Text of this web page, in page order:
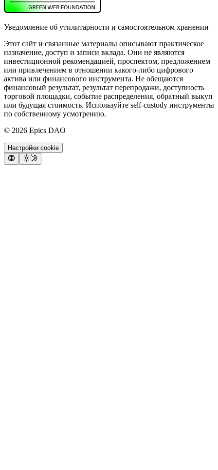
Уведомление об утилитарности и самостоятельном хранении
Этот сайт и связанные материалы описывают практическое
назначение, доступ и записи вклада. Они не являются
инвестиционной рекомендацией, проспектом, предложением
или привлечением в отношении какого-либо цифрового
актива или финансового инструмента. Не обещаются
финансовый результат, результат перепродажи, доступность
торговой площадки, событие распределения, обратный выкуп
или будущая стоимость. Используйте self-custody инструменты
по собственному усмотрению.
© 2026 Epics DAO
Настройки cookie